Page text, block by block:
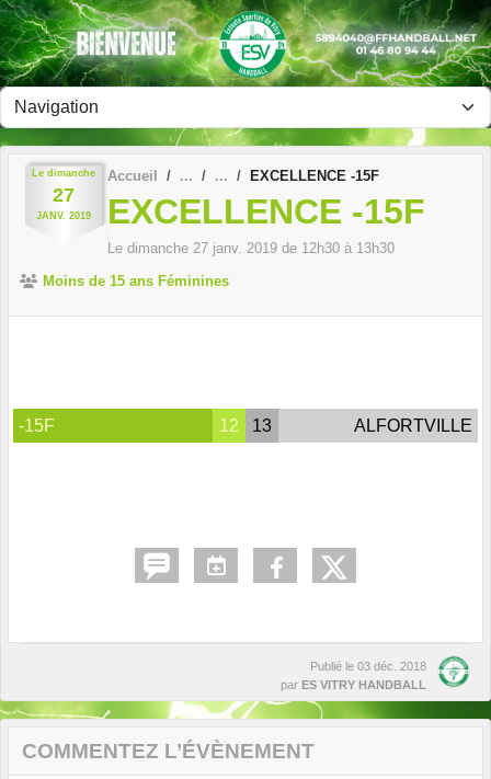
Le dimanche
27
JANV. 2019
Accueil EXCELLENCE -15F
EXCELLENCE -15F
Le dimanche 27 janv. 2019 de 12h30 à 13h30
Moins de 15 ans Féminines
-15F 12 13 ALFORTVILLE
Publié le 03 déc. 2018
par ES VITRY HANDBALL
COMMENTEZ L’ÉVÈNEMENT
Panneau de gestion des cookies